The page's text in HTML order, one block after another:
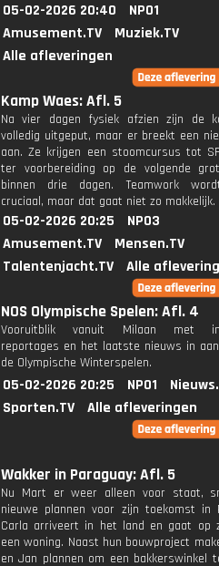
05-02-2026 20:40
NPO1
Amusement.TV
Muziek.TV
Alle afleveringen
Kamp Waes: Afl. 5
Na vier dagen fysiek afzien zijn de
volledig uitgeput, maar er breekt een
aan. Ze krijgen een stoomcursus tot
ter voorbereiding op de volgende
binnen drie dagen. Teamwork
cruciaal, maar dat gaat niet zo makkelijk.
05-02-2026 20:25
NPO3
Amusement.TV
Mensen.TV
Talentenjacht.TV
Alle
NOS Olympische Spelen: Afl. 4
Vooruitblik vanuit Milaan met
reportages en het laatste nieuws in
de Olympische Winterspelen.
05-02-2026 20:25 NPO1
Sporten.TV
Alle afleveringen
Wakker in Paraguay: Afl. 5
Nu Mart er weer alleen voor staat,
nieuwe plannen voor zijn toekomst in
Carla arriveert in het land en gaat op
een woning. Naast hun bouwproject
en Jan plannen om een bakkerswinkel